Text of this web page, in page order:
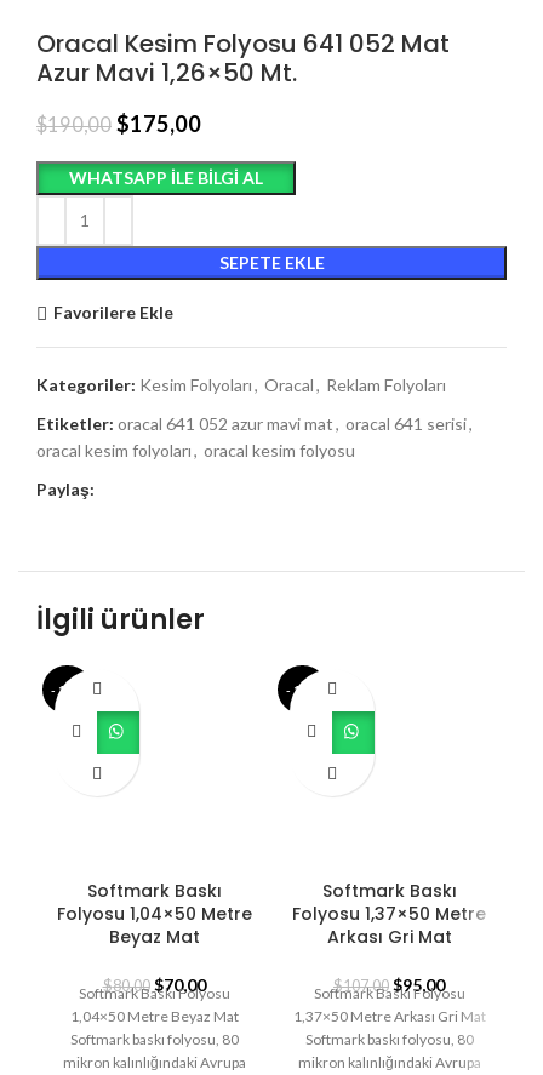
Oracal Kesim Folyosu 641 052 Mat
Azur Mavi 1,26×50 Mt.
$190,00 $175,00
WHATSAPP ILE BILGI AL
SEPETE EKLE
Favorilere Ekle
Kategoriler: Kesim Folyoları, Oracal, Reklam Folyoları
Etiketler: oracal 641 052 azur mavi mat, oracal 641 serisi,
oracal kesim folyoları, oracal kesim folyosu
Paylaş:
İlgili ürünler
- 13%
Softmark Baskı
Folyosu 1,04×50 Metre
Beyaz Mat
$80,00 $70,00
Softmark Baskı Folyosu
1,04×50 Metre Beyaz Mat
Softmark baskı folyosu, 80
mikron kalınlığındaki Avrupa
- 11%
Softmark Baskı
Folyosu 1,37×50 Metre
Arkası Gri Mat
$107,00 $95,00
Softmark Baskı Folyosu
1,37×50 Metre Arkası Gri Mat
Softmark baskı folyosu, 80
mikron kalınlığındaki Avrupa